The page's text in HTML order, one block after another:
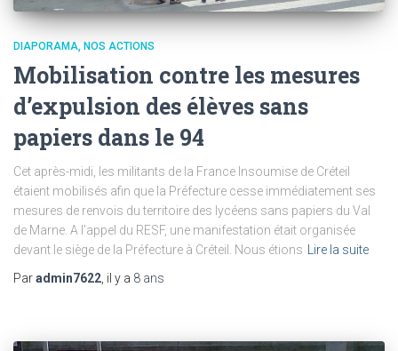
DIAPORAMA NOS ACTIONS
Mobilisation contre les mesures
d’expulsion des élèves sans
papiers dans le 94
Cet après-midi, les militants de la France Insoumise de Créteil
étaient mobilisés afin que la Préfecture cesse immédiatement ses
mesures de renvois du territoire des lycéens sans papiers du Val
de Marne. A l’appel du RESF, une manifestation était organisée
devant le siège de la Préfecture à Créteil. Nous étions Lire la suite
Paradmin7622, il y a 8 ans